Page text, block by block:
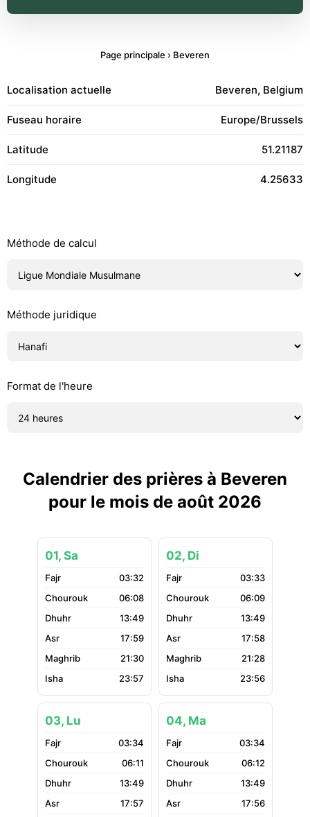
Page principale › Beveren
Localisation actuelle Beveren, Belgium
Fuseau horaire Europe/Brussels
Latitude 51.21187
Longitude 4.25633
Méthode de calcul
Méthode juridique
Format de l'heure
Calendrier des prières à Beveren
pour le mois de août 2026
01, Sa
03:32
06:08
13:49
17:59
21:30
23:57
02, Di
03:33
06:09
13:49
17:58
21:28
23:56
03, Lu
03:34
06:11
13:49
17:57
04, Ma
03:34
06:12
13:49
17:56